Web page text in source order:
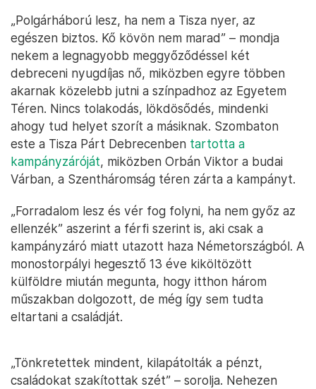
„Polgárháború lesz, ha nem a Tisza nyer, az
egészen biztos. Kő kövön nem marad” – mondja
nekem a legnagyobb meggyőződéssel két
debreceni nyugdíjas nő, miközben egyre többen
akarnak közelebb jutni a színpadhoz az Egyetem
Téren. Nincs tolakodás, lökdösődés, mindenki
ahogy tud helyet szorít a másiknak. Szombaton
este a Tisza Párt Debrecenben tartotta a
kampányzáróját, miközben Orbán Viktor a budai
Várban, a Szentháromság téren zárta a kampányt.
„Forradalom lesz és vér fog folyni, ha nem győz az
ellenzék” aszerint a férfi szerint is, aki csak a
kampányzáró miatt utazott haza Németországból. A
monostorpályi hegesztő 13 éve kiköltözött
külföldre miután megunta, hogy itthon három
műszakban dolgozott, de még így sem tudta
eltartani a családját.
„Tönkretettek mindent, kilapátolták a pénzt,
családokat szakítottak szét” – sorolja. Nehezen